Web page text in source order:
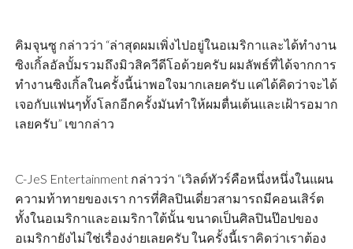
คิมจุนซู กล่าวว่า “ล่าสุดผมเพิ่งไปอยู่ในอเมริกาและได้ทำงาน
ซิงเกิ้ลอัลบั้มรวมถึงมิวสิควีดีโอด้วยครับ ผมลัพธ์ที่ได้จากการ
ทำงานซิงเกิ้ลในครั้งนี้น่าพอใจมากเลยครับ แค่ได้คิดว่าจะได้
เจอกับแฟนๆทั้งโลกอีกครั้งมันทำให้ผมตื่นเต้นและเฝ้ารอมาก
เลยครับ” เขากล่าว
C-JeS Entertainment กล่าวว่า “เวิลด์ทัวร์คือหนึ่งหนึ่งในแผน
ความท้าทายของเรา การที่ศิลปินเดี่ยวสามารถมีคอนเสิร์ต
ทั้งในอเมริกาและอเมริกาใต้นั้น ขนาดเป็นศิลปินป๊อปของ
อเมริกายังไม่ใช่เรื่องง่ายเลยครับ ในครั้งนี้เราคิดว่าเราต้อง